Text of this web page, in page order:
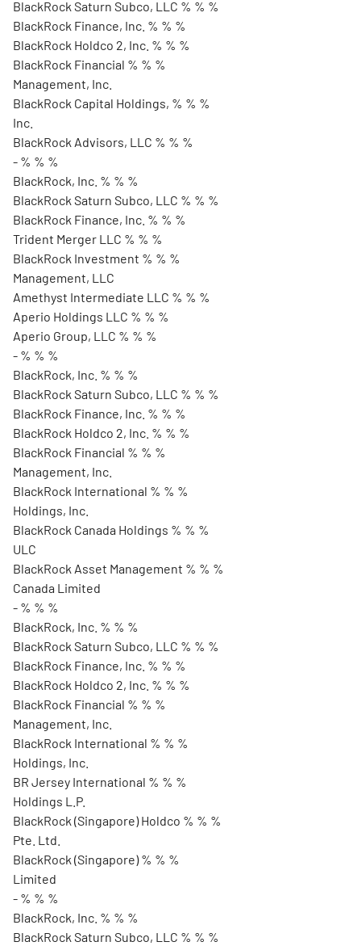
BlackRock Saturn Subco, LLC % % %
BlackRock Finance, Inc. % % %
BlackRock Holdco 2, Inc. % % %
BlackRock Financial % % %
Management, Inc.
BlackRock Capital Holdings, % % %
Inc.
BlackRock Advisors, LLC % % %
- % % %
BlackRock, Inc. % % %
BlackRock Saturn Subco, LLC % % %
BlackRock Finance, Inc. % % %
Trident Merger LLC % % %
BlackRock Investment % % %
Management, LLC
Amethyst Intermediate LLC % % %
Aperio Holdings LLC % % %
Aperio Group, LLC % % %
- % % %
BlackRock, Inc. % % %
BlackRock Saturn Subco, LLC % % %
BlackRock Finance, Inc. % % %
BlackRock Holdco 2, Inc. % % %
BlackRock Financial % % %
Management, Inc.
BlackRock International % % %
Holdings, Inc.
BlackRock Canada Holdings % % %
ULC
BlackRock Asset Management % % %
Canada Limited
- % % %
BlackRock, Inc. % % %
BlackRock Saturn Subco, LLC % % %
BlackRock Finance, Inc. % % %
BlackRock Holdco 2, Inc. % % %
BlackRock Financial % % %
Management, Inc.
BlackRock International % % %
Holdings, Inc.
BR Jersey International % % %
Holdings L.P.
BlackRock (Singapore) Holdco % % %
Pte. Ltd.
BlackRock (Singapore) % % %
Limited
- % % %
BlackRock, Inc. % % %
BlackRock Saturn Subco, LLC % % %